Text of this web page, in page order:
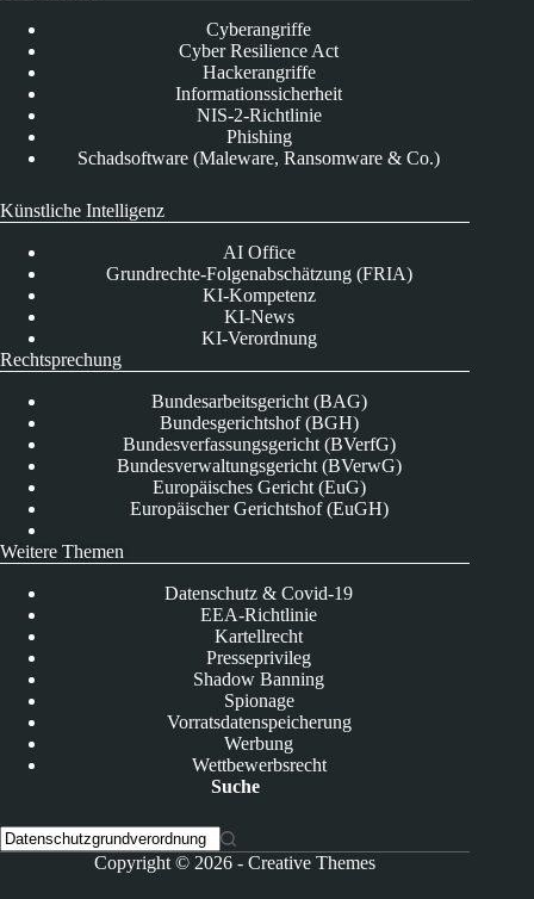
Cyberangriffe
Cyber Resilience Act
Hackerangriffe
Informationssicherheit
NIS-2-Richtlinie
Phishing
Schadsoftware (Maleware, Ransomware & Co.)
Künstliche Intelligenz
AI Office
Grundrechte-Folgenabschätzung (FRIA)
KI-Kompetenz
KI-News
KI-Verordnung
Rechtsprechung
Bundesarbeitsgericht (BAG)
Bundesgerichtshof (BGH)
Bundesverfassungsgericht (BVerfG)
Bundesverwaltungsgericht (BVerwG)
Europäisches Gericht (EuG)
Europäischer Gerichtshof (EuGH)
Weitere Themen
Datenschutz & Covid-19
EEA-Richtlinie
Kartellrecht
Presseprivileg
Shadow Banning
Spionage
Vorratsdatenspeicherung
Werbung
Wettbewerbsrecht
Suche
Copyright © 2026 -Creative Themes